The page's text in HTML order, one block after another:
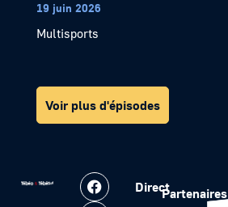
19 juin 2026
Multisports
Voir plus d'épisodes
DirectPartenaires